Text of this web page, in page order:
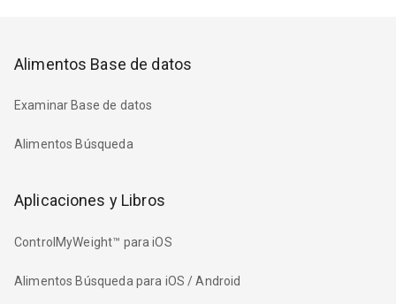
Alimentos Base de datos
Examinar Base de datos
Alimentos Búsqueda
Aplicaciones y Libros
ControlMyWeight™ para iOS
Alimentos Búsqueda para iOS / Android